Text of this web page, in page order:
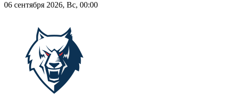
06 сентября 2026, Вс, 00:00